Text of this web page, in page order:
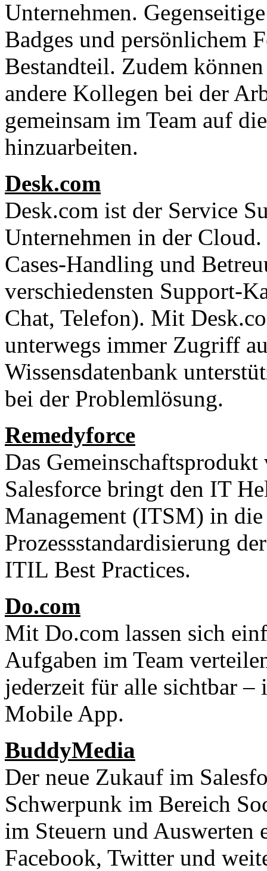
Unternehmen.
Badges und persönlichem
Bestandteil. Zudem
andere Kollegen bei der
gemeinsam im Team auf
hinzuarbeiten.
Desk.com
Desk.com ist der Service
Unternehmen in der
Cases-Handling und
verschiedensten Support-
Chat, Telefon). Mit
unterwegs immer Zugriff
Wissensdatenbank
bei der Problemlösung.
Remedyforce
Das
Salesforce bringt den IT
Management (ITSM) in
Prozessstandardisierung
ITIL Best Practices.
Do.com
Mit Do.com lassen sich
Aufgaben im Team
jederzeit für alle sichtbar –
Mobile App.
BuddyMedia
Der neue Zukauf im
Schwerpunk im Bereich
im Steuern und Auswerten
Facebook, Twitter und